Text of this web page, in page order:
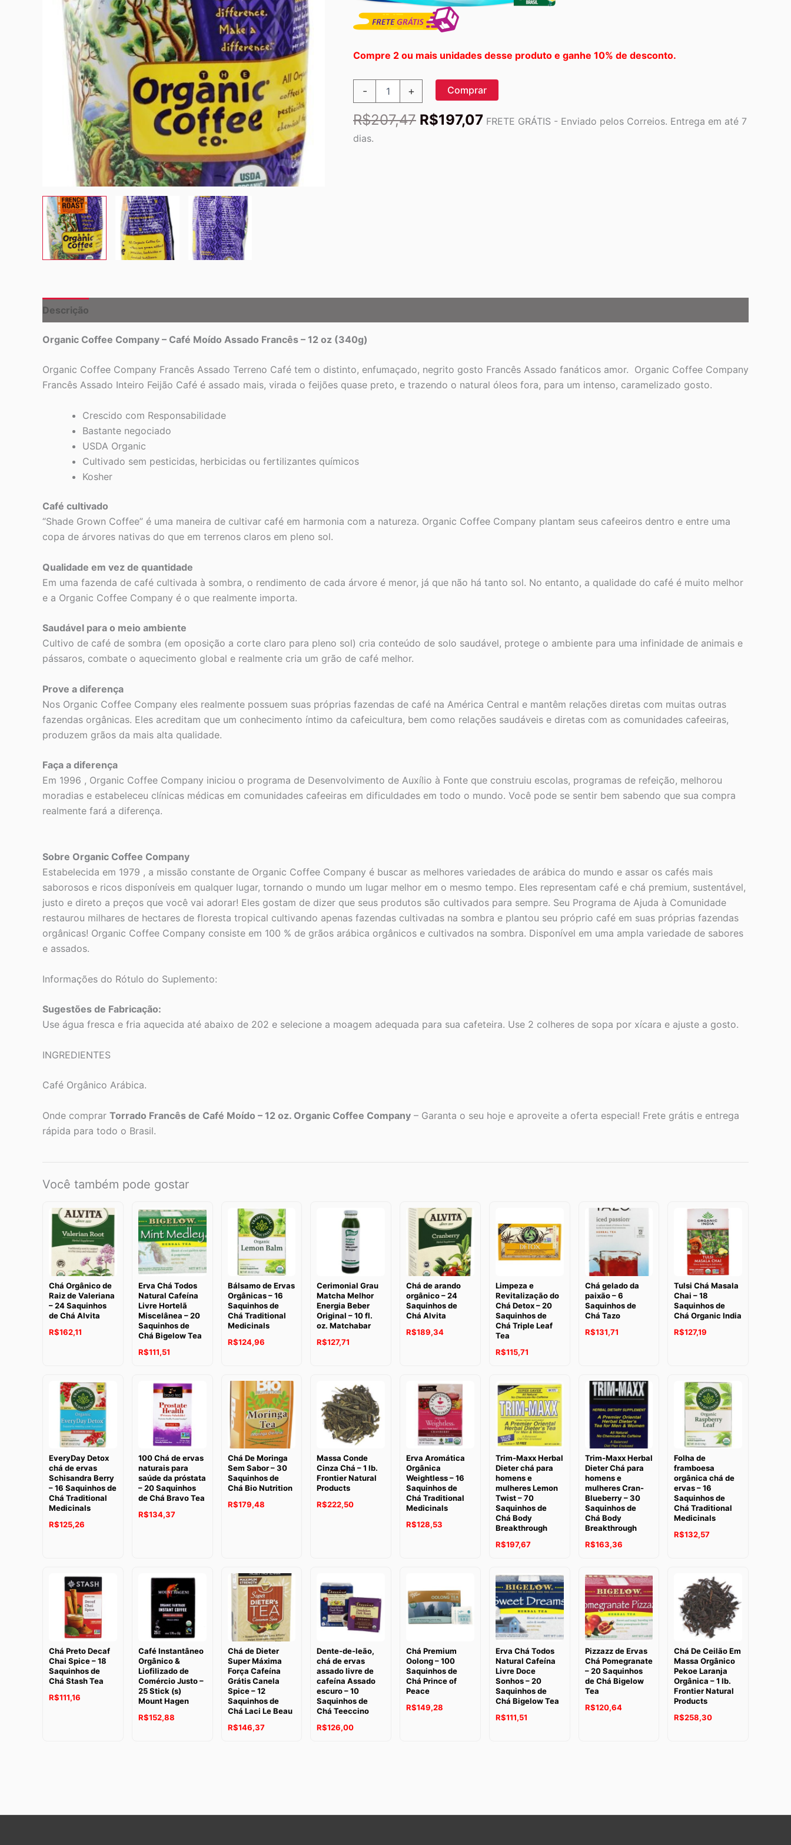
Compre 2 ou mais unidades desse produto e ganhe 10% de desconto.
-
Café
-
+ Comprar
R$207,47 O
R$197,07O
FRETE GRÁTIS - Enviado pelos Correios. Entrega em até 7
dias.
Descrição
Organic Coffee Company – Café Moído Assado Francês – 12 oz (340g)
Organic Coffee Company Francês Assado Terreno Café tem o distinto, enfumaçado, negrito gosto Francês Assado fanáticos amor. Organic Coffee Company
Francês Assado Inteiro Feijão Café é assado mais, virada o feijões quase preto, e trazendo o natural óleos fora, para um intenso, caramelizado gosto.
Crescido com Responsabilidade
Bastante negociado
USDA Organic
Cultivado sem pesticidas, herbicidas ou fertilizantes químicos
Kosher
Café cultivado
“Shade Grown Coffee” é uma maneira de cultivar café em harmonia com a natureza. Organic Coffee Company plantam seus cafeeiros dentro e entre uma
copa de árvores nativas do que em terrenos claros em pleno sol.
Qualidade em vez de quantidade
Em uma fazenda de café cultivada à sombra, o rendimento de cada árvore é menor, já que não há tanto sol. No entanto, a qualidade do café é muito melhor
e a Organic Coffee Company é o que realmente importa.
Saudável para o meio ambiente
Cultivo de café de sombra (em oposição a corte claro para pleno sol) cria conteúdo de solo saudável, protege o ambiente para uma infinidade de animais e
pássaros, combate o aquecimento global e realmente cria um grão de café melhor.
Prove a diferença
Nos Organic Coffee Company eles realmente possuem suas próprias fazendas de café na América Central e mantêm relações diretas com muitas outras
fazendas orgânicas. Eles acreditam que um conhecimento íntimo da cafeicultura, bem como relações saudáveis e diretas com as comunidades cafeeiras,
produzem grãos da mais alta qualidade.
Faça a diferença
Em 1996 , Organic Coffee Company iniciou o programa de Desenvolvimento de Auxílio à Fonte que construiu escolas, programas de refeição, melhorou
moradias e estabeleceu clínicas médicas em comunidades cafeeiras em dificuldades em todo o mundo. Você pode se sentir bem sabendo que sua compra
realmente fará a diferença.
Sobre Organic Coffee Company
Estabelecida em 1979 , a missão constante de Organic Coffee Company é buscar as melhores variedades de arábica do mundo e assar os cafés mais
saborosos e ricos disponíveis em qualquer lugar, tornando o mundo um lugar melhor em o mesmo tempo. Eles representam café e chá premium, sustentável,
justo e direto a preços que você vai adorar! Eles gostam de dizer que seus produtos são cultivados para sempre. Seu Programa de Ajuda à Comunidade
restaurou milhares de hectares de floresta tropical cultivando apenas fazendas cultivadas na sombra e plantou seu próprio café em suas próprias fazendas
orgânicas! Organic Coffee Company consiste em 100 % de grãos arábica orgânicos e cultivados na sombra. Disponível em uma ampla variedade de sabores
e assados.
Informações do Rótulo do Suplemento:
Sugestões de Fabricação:
Use água fresca e fria aquecida até abaixo de 202 e selecione a moagem adequada para sua cafeteira. Use 2 colheres de sopa por xícara e ajuste a gosto.
INGREDIENTES
Café Orgânico Arábica.
Onde comprar Torrado Francês de Café Moído – 12 oz. Organic Coffee Company – Garanta o seu hoje e aproveite a oferta especial! Frete grátis e entrega
rápida para todo o Brasil.
Você também pode gostar
Chá Orgânico de
Raiz de Valeriana
– 24 Saquinhos
de Chá Alvita
R$162,11
Erva Chá Todos
Natural Cafeína
Livre Hortelã
Miscelânea – 20
Saquinhos de
Chá Bigelow Tea
R$111,51
Bálsamo de Ervas
Orgânicas – 16
Saquinhos de
Chá Traditional
Medicinals
O
era:
R$131,32.
R$124,96O
é:
R$124,96.
Cerimonial Grau
Matcha Melhor
Energia Beber
Original – 10 fl.
oz. Matchabar
O
R$134,46.
R$127,71
é:
R$127,71.
Chá de arando
orgânico – 24
Saquinhos de
Chá Alvita
R$189,34
Limpeza e
Revitalização do
Chá Detox – 20
Saquinhos de
Chá Triple Leaf
Tea
R$115,71
Chá gelado da
paixão – 6
Saquinhos de
Chá Tazo
R$131,71
Tulsi Chá Masala
Chai – 18
Saquinhos de
Chá Organic India
O
R$143,28.
R$127,19
R$127,19.
EveryDay Detox
chá de ervas
Schisandra Berry
– 16 Saquinhos de
Chá Traditional
Medicinals
R$125,26
100 Chá de ervas
naturais para
saúde da próstata
– 20 Saquinhos
de Chá Bravo Tea
R$134,37
Chá De Moringa
Sem Sabor – 30
Saquinhos de
Chá Bio Nutrition
R$179,48
Massa Conde
Cinza Chá – 1 lb.
Frontier Natural
Products
R$222,50
Erva Aromática
Orgânica
Weightless – 16
Saquinhos de
Chá Traditional
Medicinals
R$128,53
Trim-Maxx Herbal
Dieter chá para
homens e
mulheres Lemon
Twist – 70
Saquinhos de
Chá Body
Breakthrough
O
original
era:
R$210,09.
R$197,67O
atual
é:
R$197,67.
Trim-Maxx Herbal
Dieter Chá para
homens e
mulheres Cran-
Blueberry – 30
Saquinhos de
Chá Body
Breakthrough
R$163,36
Folha de
framboesa
orgânica chá de
ervas – 16
Saquinhos de
Chá Traditional
Medicinals
R$132,57
Chá Preto Decaf
Chai Spice – 18
Saquinhos de
Chá Stash Tea
R$111,16
Café Instantâneo
Orgânico &
Liofilizado de
Comércio Justo –
25 Stick (s)
Mount Hagen
O
R$152,88O
Chá de Dieter
Super Máxima
Força Cafeína
Grátis Canela
Spice – 12
Saquinhos de
Chá Laci Le Beau
R$146,37
Dente-de-leão,
chá de ervas
assado livre de
cafeína Assado
escuro – 10
Saquinhos de
Chá Teeccino
O
R$126,00O
Chá Premium
Oolong – 100
Saquinhos de
Chá Prince of
Peace
R$149,28
Erva Chá Todos
Natural Cafeína
Livre Doce
Sonhos – 20
Saquinhos de
Chá Bigelow Tea
R$111,51
Pizzazz de Ervas
Chá Pomegranate
– 20 Saquinhos
de Chá Bigelow
Tea
R$120,64
Chá De Ceilão Em
Massa Orgânico
Pekoe Laranja
Orgânica – 1 lb.
Frontier Natural
Products
R$258,30